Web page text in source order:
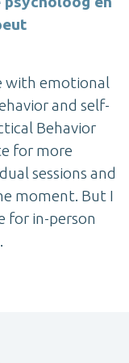
with emotional
and self-
Behavior
for more
sessions and
moment. But I
for in-person